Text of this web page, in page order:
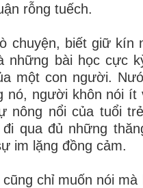
rỗng tuếch.
chuyện, biết giữ kín
những bài học cực
một con người.
nó, người khôn nói ít
nông nổi của tuổi
qua đủ những
im lặng đồng cảm.
chỉ muốn nói mà